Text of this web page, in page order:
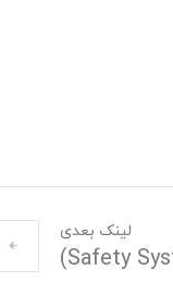
لینک بعدی